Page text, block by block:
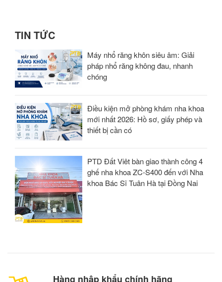
TIN TỨC
Máy nhổ răng khôn siêu âm: Giải
pháp nhổ răng không đau, nhanh
chóng
Điều kiện mở phòng khám nha khoa
mới nhất 2026: Hồ sơ, giấy phép và
thiết bị cần có
PTD Đất Viêt bàn giao thành công 4
ghế nha khoa ZC-S400 đến với Nha
khoa Bác Sĩ Tuân Hà tại Đồng Nai
Hàng nhập khẩu chính hãng